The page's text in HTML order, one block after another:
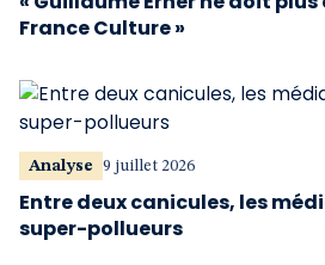
France Culture »
Analyse 9 juillet 2026
Entre deux canicules, les
super-pollueurs